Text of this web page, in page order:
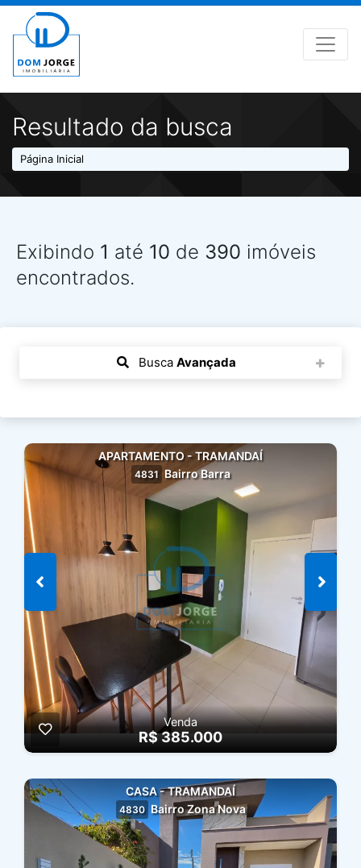
Resultado da busca
Página Inicial
Exibindo 1 até 10 de 390 imóveis
encontrados.
Busca Avançada
APARTAMENTO - TRAMANDAÍ
4831 Bairro Barra
Venda
R$ 385.000
CASA - TRAMANDAÍ
4830 Bairro Zona Nova